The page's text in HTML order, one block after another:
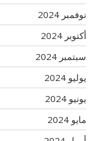
نوفمبر 2024
أكتوبر 2024
سبتمبر 2024
يوليو 2024
يونيو 2024
مايو 2024